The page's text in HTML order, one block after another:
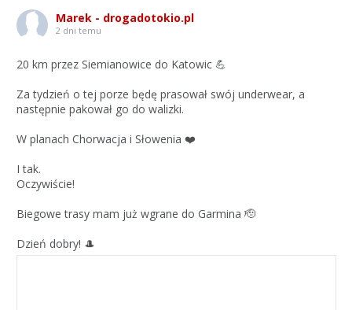
Marek - drogadotokio.pl
2 dni temu
20 km przez Siemianowice do Katowic 💪
Za tydzień o tej porze będę prasował swój underwear, a
następnie pakował go do walizki.
W planach Chorwacja i Słowenia ❤️
I tak.
Oczywiście!
Biegowe trasy mam już wgrane do Garmina 🫡
Dzień dobry! 🎩